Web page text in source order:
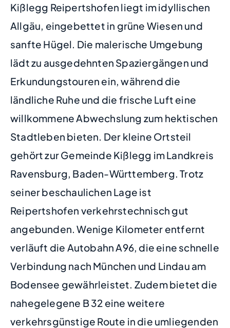
Kißlegg Reipertshofen liegt im idyllischen
Allgäu, eingebettet in grüne Wiesen und
sanfte Hügel. Die malerische Umgebung
lädt zu ausgedehnten Spaziergängen und
Erkundungstouren ein, während die
ländliche Ruhe und die frische Luft eine
willkommene Abwechslung zum hektischen
Stadtleben bieten. Der kleine Ortsteil
gehört zur Gemeinde Kißlegg im Landkreis
Ravensburg, Baden-Württemberg. Trotz
seiner beschaulichen Lage ist
Reipertshofen verkehrstechnisch gut
angebunden. Wenige Kilometer entfernt
verläuft die Autobahn A96, die eine schnelle
Verbindung nach München und Lindau am
Bodensee gewährleistet. Zudem bietet die
nahegelegene B 32 eine weitere
verkehrsgünstige Route in die umliegenden